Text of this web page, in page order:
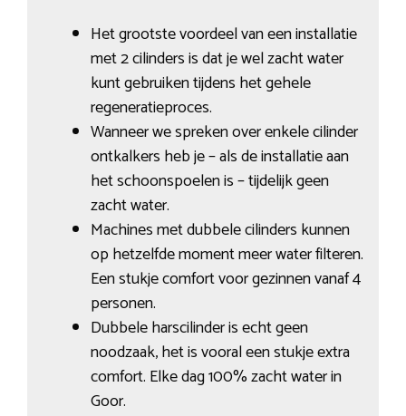
Het grootste voordeel van een installatie
met 2 cilinders is dat je wel zacht water
kunt gebruiken tijdens het gehele
regeneratieproces.
Wanneer we spreken over enkele cilinder
ontkalkers heb je – als de installatie aan
het schoonspoelen is – tijdelijk geen
zacht water.
Machines met dubbele cilinders kunnen
op hetzelfde moment meer water filteren.
Een stukje comfort voor gezinnen vanaf 4
personen.
Dubbele harscilinder is echt geen
noodzaak, het is vooral een stukje extra
comfort. Elke dag 100% zacht water in
Goor.